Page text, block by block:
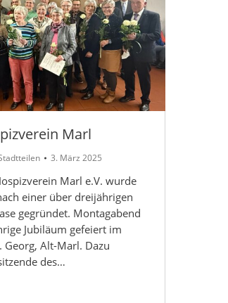
Marl
3. März 2025
Marl e.V. wurde
einer über dreijährigen
gegründet. Montagabend
Jubiläum gefeiert im
Georg, Alt-Marl. Dazu
des…